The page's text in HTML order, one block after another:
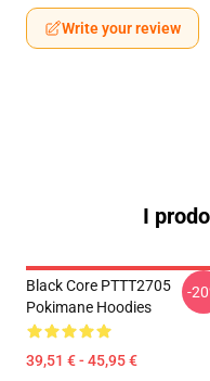
Write your review
I
Black Core PTTT2705
Pokimane Hoodies
39,51 € - 45,95 €
-